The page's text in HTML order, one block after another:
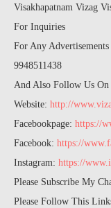
Visakhapatnam Vizag
For Inquiries
For Any
9948511438
And Also Follow Us
Website: http://
Facebookpage: https://
Facebook: https://
Instagram: https://
Please Subscribe My
Please Follow This